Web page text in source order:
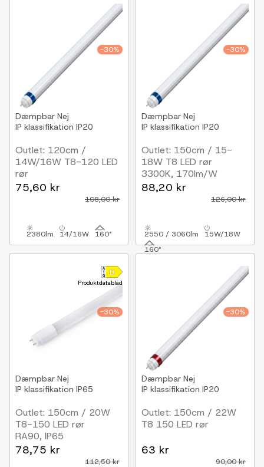
-30%
Dæmpbar Nej
IP klassifikation IP20
Outlet: 120cm /
14W/16W T8-120 LED
rør
3300K, 170lm/W
75,60 kr
108,00 kr
2380lm 14/16W 160°
-30%
Dæmpbar Nej
IP klassifikation IP20
Outlet: 150cm / 15-
18W T8 LED rør
3300K, 170lm/W
88,20 kr
126,00 kr
2550 / 3060lm
15W/18W
160°
Produktdatablad
-30%
Dæmpbar Nej
IP klassifikation IP65
Outlet: 150cm / 20W
T8-150 LED rør
RA90, IP65
78,75 kr
112,50 kr
-30%
Dæmpbar Nej
IP klassifikation IP20
Outlet: 150cm / 22W
T8 150 LED rør
63 kr
90,00 kr